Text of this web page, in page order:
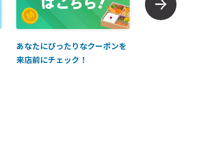
あなたにぴったりなクーポンを
来店前にチェック！